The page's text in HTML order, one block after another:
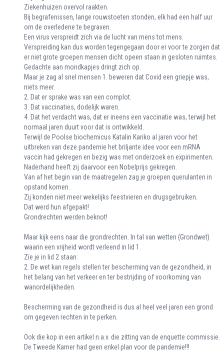
Ziekenhuizen overvol raakten.
Bij begrafenissen, lange rouwstoeten stonden, elk had een half uur
om de overledene te begraven.
Een virus verspreidt zich via de lucht van mens tot mens.
Verspreiding kan dus worden tegengegaan door er voor te zorgen dat
er niet grote groepen mensen dicht opeen staan in gesloten ruimtes.
Gedachte aan mondkapjes dringt zich op.
Maar je zag al snel mensen 1. beweren dat Covid een griepje was,
niets meer.
2. Dat er sprake was van een complot.
3. Dat vaccinaties, dodelijk waren.
4. Dat het verdacht was, dat er ineens een vaccinatie was, terwijl het
normaal jaren duurt voor dat is ontwikkeld.
Terwijl de Poolse biochemicus Katalin Kariko al jaren voor het
uitbreken van deze pandemie het briljante idee voor een mRNA
vaccin had gekregen en bezig was met onderzoek en expirimenten.
Naderhand heeft zij daarvoor een Nobelprijs gekregen.
Van af het begin van de maatregelen zag je groepen querulanten in
opstand komen.
Zij konden niet meer wekelijks feestvieren en drugsgebruiken.
Dat werd hun afgepakt!
Grondrechten werden beknot!
Maar kijk eens naar die grondrechten. In tal van wetten (Grondwet)
waarin een vrijheid wordt verleend in lid 1.
Zie je in lid 2 staan:
2. De wet kan regels stellen ter bescherming van de gezondheid, in
het belang van het verkeer en ter bestrijding of voorkoming van
wanordelijkheden.
Bescherming van de gezondheid is dus al heel veel jaren een grond
om gegeven rechten in te perken.
Ook die kop in een artikel n.a.v. die zitting van de enquette commissie.
De Tweede Kamer had geen enkel plan voor de pandemie!!!